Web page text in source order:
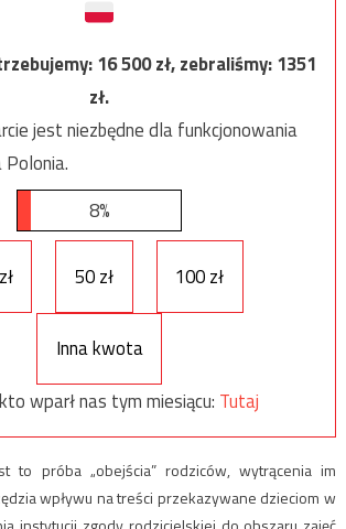
16 500zł, zebraliśmy:1351
zł.
jest niezbędne dla funkcjonowania
Polonia.
8%
50 zł 100 zł
Inna kwota
wparł nas tym miesiącu: Tutaj
to próba „obejścia” rodziców, wytrącenia im
wpływu na treści przekazywane dzieciom w